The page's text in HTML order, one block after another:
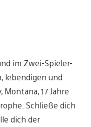
im Zwei-Spieler-
lebendigen und
17 Jahre
Schließe dich
dich der